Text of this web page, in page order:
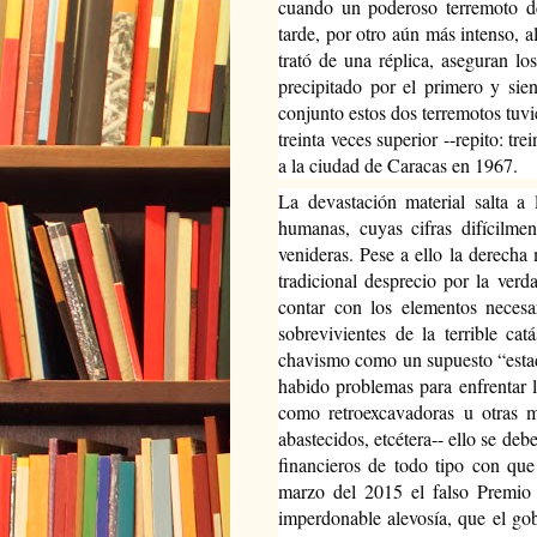
cuando un poderoso terremoto
tarde, por otro aún más intenso,
trató de una réplica, aseguran
precipitado por el primero y
conjunto estos dos terremotos
treinta veces superior --repito:
a la ciudad de Caracas en 1967.
La devastación material salta
humanas, cuyas cifras
venideras. Pese a ello la
tradicional desprecio por la
contar con los elementos
sobrevivientes de la terrible
chavismo como un supuesto
habido problemas para enfrentar
como retroexcavadoras u otras
abastecidos, etcétera-- ello se
financieros de todo tipo con
marzo del 2015 el falso
imperdonable alevosía, que el